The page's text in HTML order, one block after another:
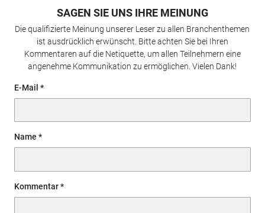
SAGEN SIE UNS IHRE MEINUNG
Die qualifizierte Meinung unserer Leser zu allen Branchenthemen
ist ausdrücklich erwünscht. Bitte achten Sie bei Ihren
Kommentaren auf die Netiquette, um allen Teilnehmern eine
angenehme Kommunikation zu ermöglichen. Vielen Dank!
E-Mail
Name
Kommentar